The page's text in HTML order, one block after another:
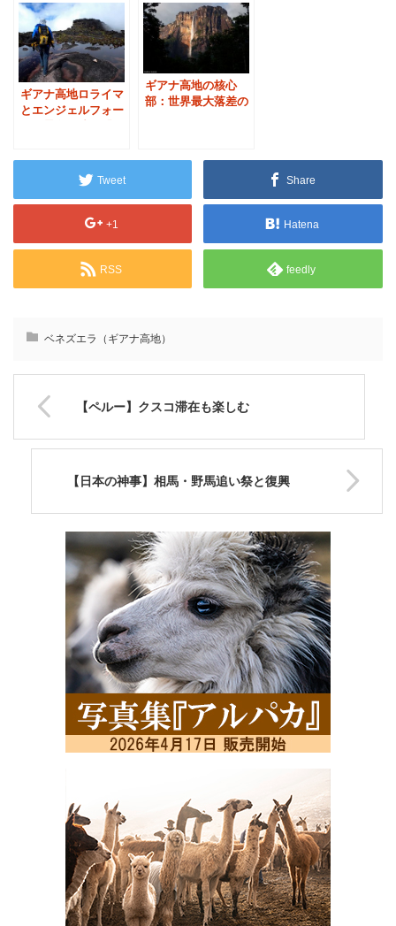
介⑦
ギアナ高地ロライマ
とエンジェルフォー
ぶ家」①
ギアナ高地の核心
部：世界最大落差の
Tweet Share
+1 Hatena
RSS feedly
ベネズエラ（ギアナ高地）
【ペルー】クスコ滞在も楽しむ
【日本の神事】相馬・野馬追い祭と復興